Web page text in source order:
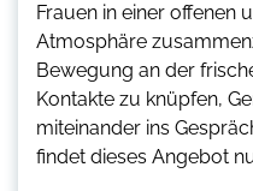
Frauen in einer offenen
Atmosphäre
Bewegung an der
Kontakte zu knüpfen,
miteinander ins
findet dieses Angebot